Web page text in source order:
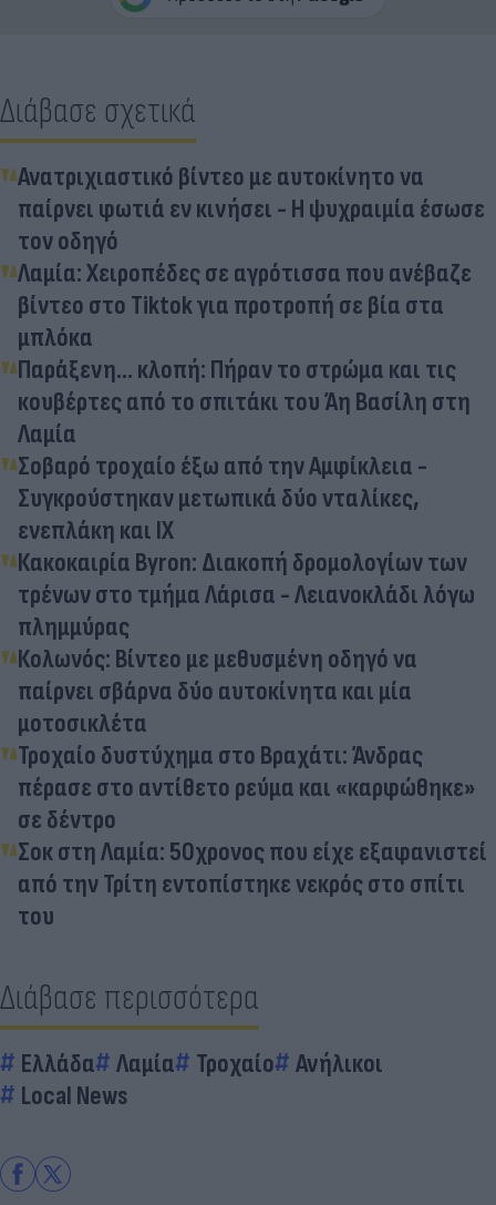
Διάβασε σχετικά
Ανατριχιαστικό βίντεο με αυτοκίνητο να
παίρνει φωτιά εν κινήσει - Η ψυχραιμία έσωσε
τον οδηγό
Λαμία: Χειροπέδες σε αγρότισσα που ανέβαζε
βίντεο στο Tiktok για προτροπή σε βία στα
μπλόκα
Παράξενη... κλοπή: Πήραν το στρώμα και τις
κουβέρτες από το σπιτάκι του Άη Βασίλη στη
Λαμία
Σοβαρό τροχαίο έξω από την Αμφίκλεια -
Συγκρούστηκαν μετωπικά δύο νταλίκες,
ενεπλάκη και ΙΧ
Κακοκαιρία Byron: Διακοπή δρομολογίων των
τρένων στο τμήμα Λάρισα - Λειανοκλάδι λόγω
πλημμύρας
Κολωνός: Βίντεο με μεθυσμένη οδηγό να
παίρνει σβάρνα δύο αυτοκίνητα και μία
μοτοσικλέτα
Τροχαίο δυστύχημα στο Βραχάτι: Άνδρας
πέρασε στο αντίθετο ρεύμα και «καρφώθηκε»
σε δέντρο
Σοκ στη Λαμία: 50χρονος που είχε εξαφανιστεί
από την Τρίτη εντοπίστηκε νεκρός στο σπίτι
του
Διάβασε περισσότερα
Ελλάδα Λαμία Τροχαίο
Ανήλικοι
Local News